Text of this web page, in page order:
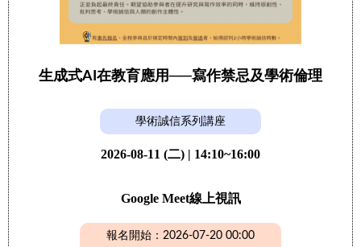
生成式AI在教育應用──寫作禁忌及學術倫理
學術誠信系列講座
2026-08-11 (二) | 14:10~16:00
Google Meet線上視訊
報名開始：2026-07-20 00:00